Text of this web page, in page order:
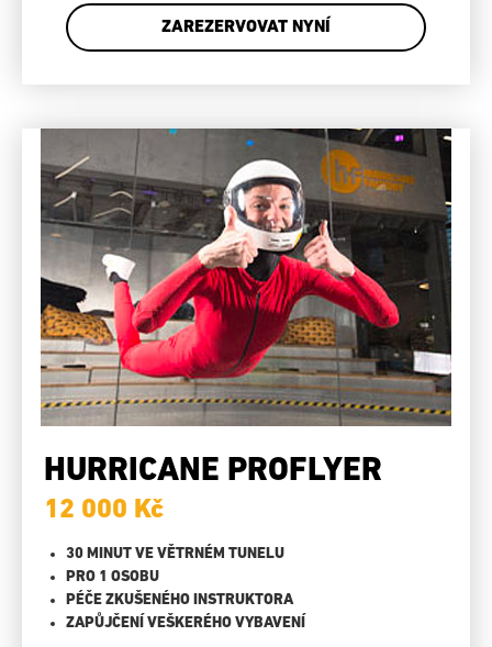
ZAREZERVOVAT NYNÍ
HURRICANE PROFLYER
12 000 Kč
30 MINUT VE VĚTRNÉM TUNELU
PRO 1 OSOBU
PÉČE ZKUŠENÉHO INSTRUKTORA
ZAPŮJČENÍ VEŠKERÉHO VYBAVENÍ